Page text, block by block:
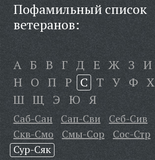
Пофамильный список
ветеранов:
А Б В Г Д Е Ж З И
Н О П Р С Т У Ф Х
Ш Щ Э Ю Я
Саб-Сан Сап-Сви Себ-Сив
Скв-Смо
Смы-Сор Сос-Стр
Сур-Сяк